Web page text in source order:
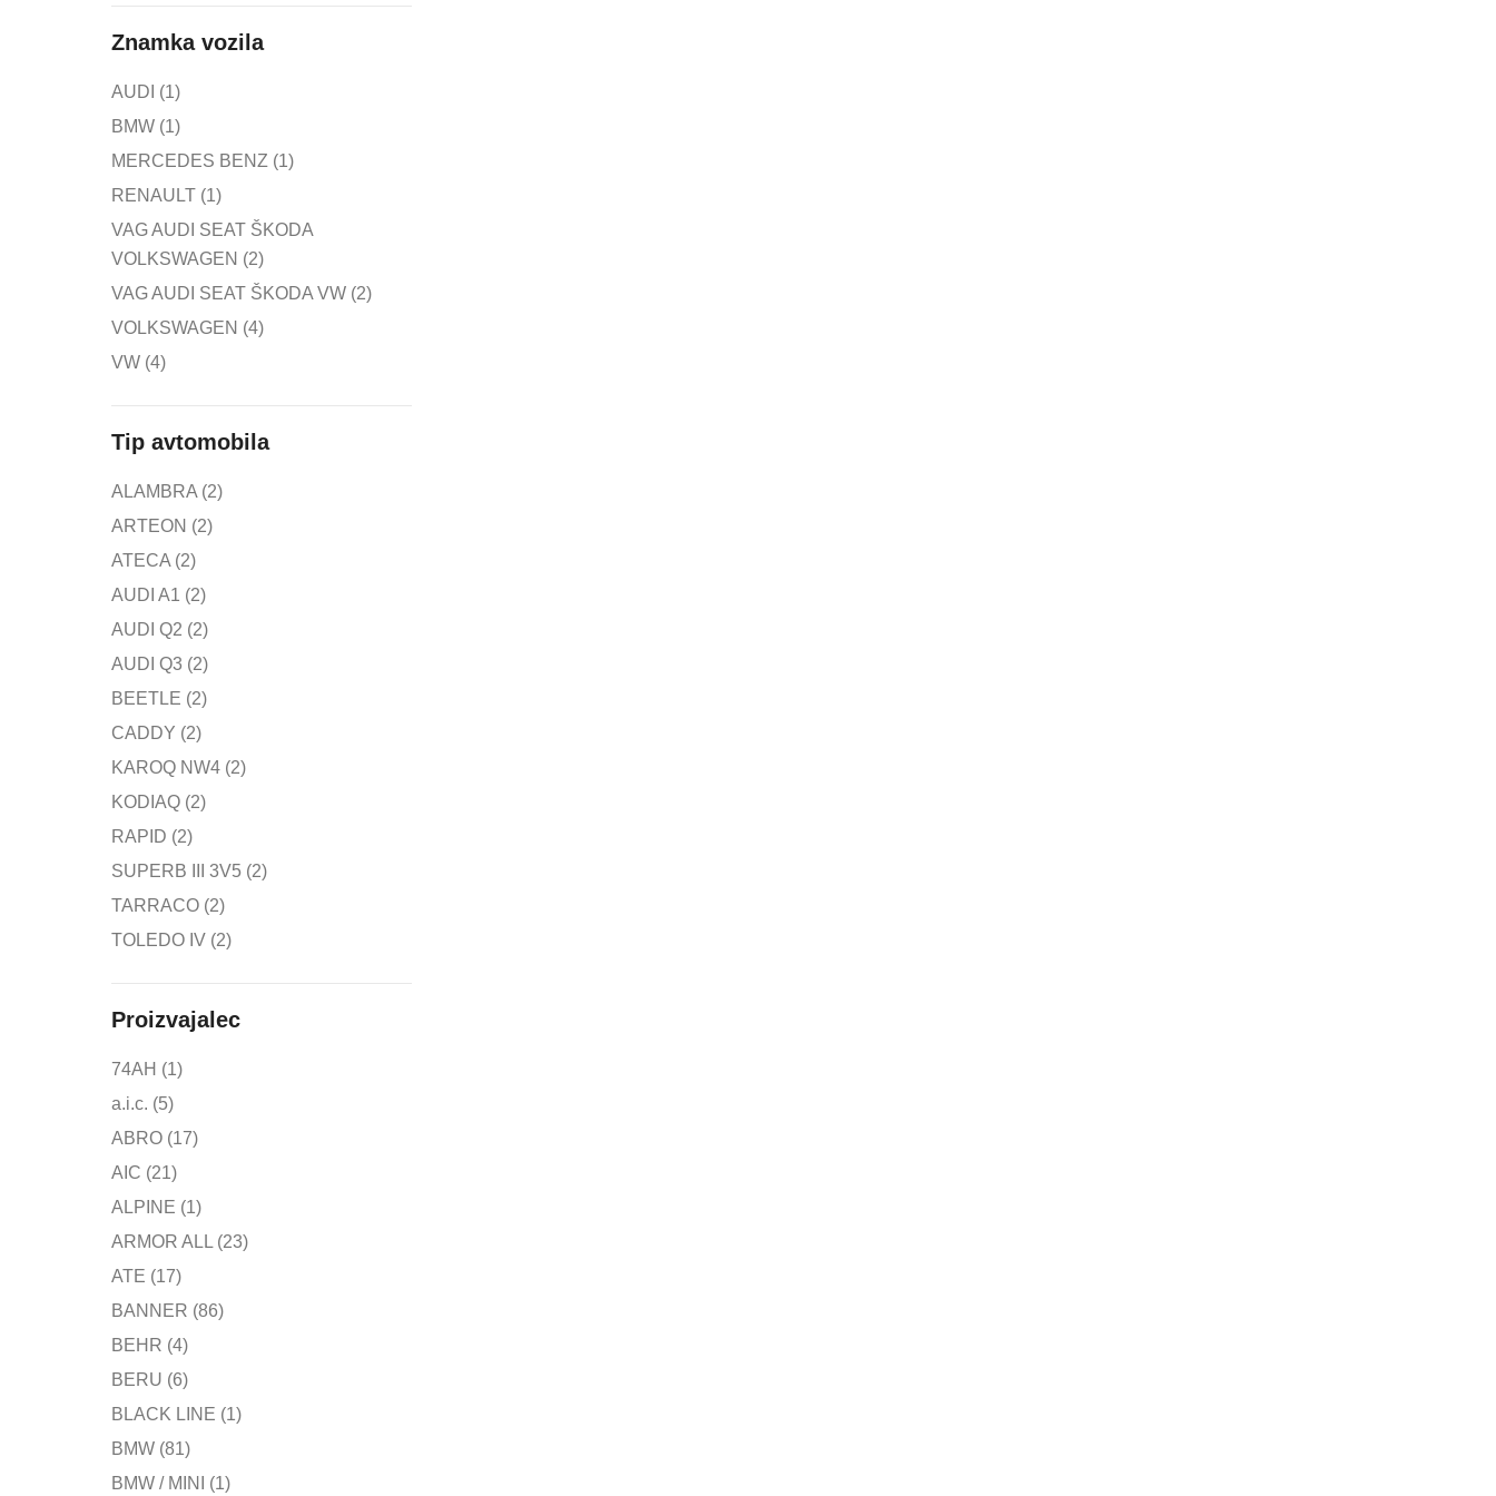
Znamka vozila
AUDI (1)
BMW (1)
MERCEDES BENZ (1)
RENAULT (1)
VAG AUDI SEAT ŠKODA
VOLKSWAGEN (2)
VAG AUDI SEAT ŠKODA VW (2)
VOLKSWAGEN (4)
VW (4)
Tip avtomobila
ALAMBRA (2)
ARTEON (2)
ATECA (2)
AUDI A1 (2)
AUDI Q2 (2)
AUDI Q3 (2)
BEETLE (2)
CADDY (2)
KAROQ NW4 (2)
KODIAQ (2)
RAPID (2)
SUPERB III 3V5 (2)
TARRACO (2)
TOLEDO IV (2)
Proizvajalec
74AH (1)
a.i.c. (5)
ABRO (17)
AIC (21)
ALPINE (1)
ARMOR ALL (23)
ATE (17)
BANNER (86)
BEHR (4)
BERU (6)
BLACK LINE (1)
BMW (81)
BMW / MINI
(1)